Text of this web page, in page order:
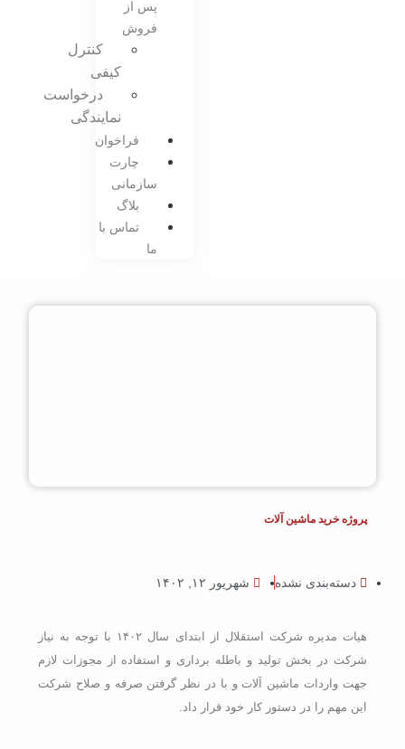
پس از
فروش
کنترل
کیفی
درخواست
نمایندگی
فراخوان
چارت
سازمانی
بلاگ
تماس با
پروژه خرید ماشین آلات
دسته‌بندی نشده شهریور ۱۲, ۱۴۰۲
هیات مدیره شرکت استقلال از ابتدای سال ۱۴۰۲ با توجه به نیاز
شرکت در بخش تولید و باطله برداری و استفاده از مجوزات لازم
جهت واردات ماشین آلات و با در نظر گرفتن صرفه و صلاح شرکت
این مهم را در دستور کار خود قرار داد.